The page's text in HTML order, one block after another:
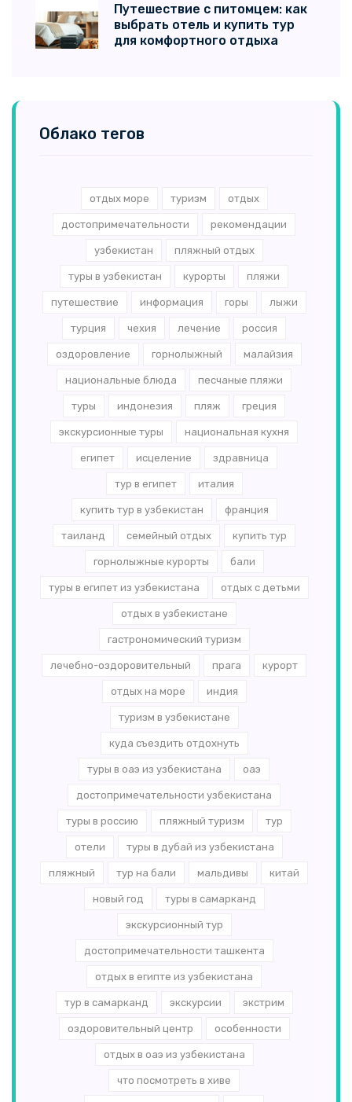
Путешествие с питомцем: как
выбрать отель и купить тур
для комфортного отдыха
Облако тегов
отдых море туризм отдых
достопримечательности рекомендации
узбекистан пляжный отдых
туры в узбекистан курорты пляжи
путешествие информация горы лыжи
турция чехия лечение россия
оздоровление горнолыжный малайзия
национальные блюда песчаные пляжи
туры индонезия пляж греция
экскурсионные туры национальная кухня
египет исцеление здравница
тур в египет италия
купить тур в узбекистан франция
таиланд семейный отдых купить тур
горнолыжные курорты бали
туры в египет из узбекистана отдых с детьми
отдых в узбекистане
гастрономический туризм
лечебно-оздоровительный прага курорт
отдых на море индия
туризм в узбекистане
куда съездить отдохнуть
туры в оаэ из узбекистана оаэ
достопримечательности узбекистана
туры в россию пляжный туризм тур
отели туры в дубай из узбекистана
пляжный тур на бали мальдивы китай
новый год туры в самарканд
экскурсионный тур
достопримечательности ташкента
отдых в египте из узбекистана
тур в самарканд экскурсии экстрим
оздоровительный центр особенности
отдых в оаэ из узбекистана
что посмотреть в хиве